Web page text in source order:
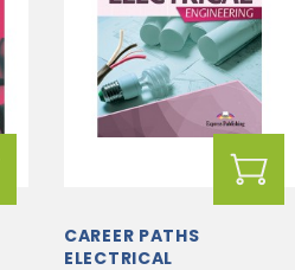
CAREER PATHS
ELECTRICAL